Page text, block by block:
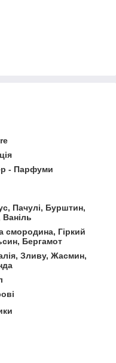
- Парфуми
Пачулі, Бурштин,
Ваніль
смородина, Гіркий
Бергамот
Зливу, Жасмин,